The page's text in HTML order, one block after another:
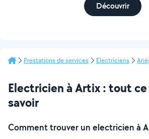
Découvrir
Prestations de services Electriciens
Electricien à Artix : tout
savoir
Comment trouver un electricien à